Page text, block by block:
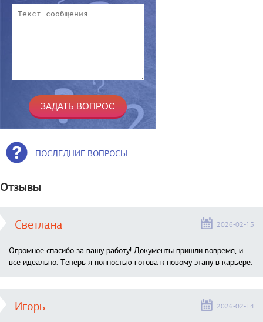
ПОСЛЕДНИЕ ВОПРОСЫ
Отзывы
Светлана 2026-02-15
Огромное спасибо за вашу работу! Документы пришли вовремя, и
всё идеально. Теперь я полностью готова к новому этапу в карьере.
Игорь 2026-02-14